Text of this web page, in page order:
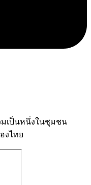
มเป็นหนึ่งในชุมชน
งไทย